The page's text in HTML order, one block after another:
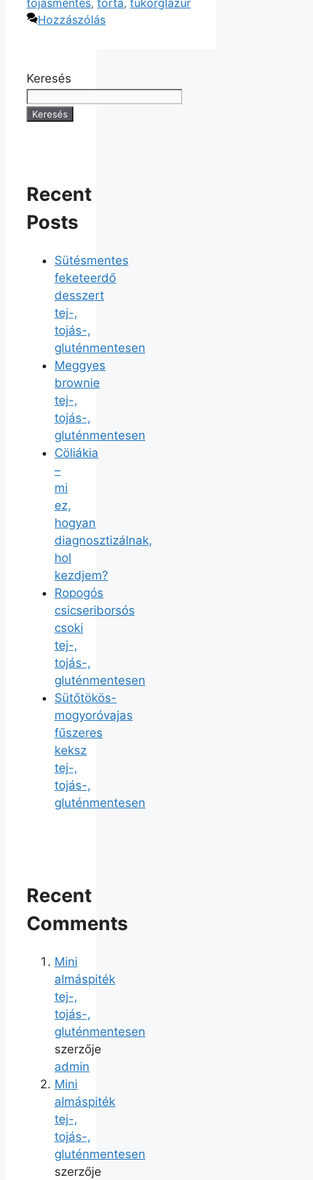
tojásmentes, torta, tükörglazúr
Hozzászólás
Keresés
Keresés
Recent
Posts
Sütésmentes
feketeerdő
desszert
tej-,
tojás-,
gluténmentesen
Meggyes
brownie
tej-,
tojás-,
gluténmentesen
Cöliákia
–
mi
ez,
hogyan
diagnosztizálnak,
hol
kezdjem?
Ropogós
csicseriborsós
csoki
tej-,
tojás-,
gluténmentesen
Sütőtökös-
mogyoróvajas
fűszeres
keksz
tej-,
tojás-,
gluténmentesen
Recent
Comments
Mini
almáspiték
tej-,
tojás-,
gluténmentesen
szerzője
admin
Mini
almáspiték
tej-,
tojás-,
gluténmentesen
szerzője